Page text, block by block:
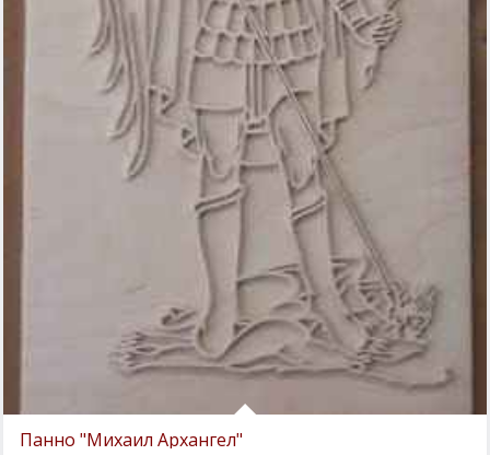
Панно "Михаил Архангел"